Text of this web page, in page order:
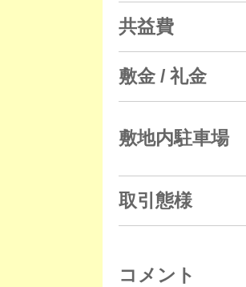
共益費
敷金 / 礼金
敷地内駐車場
取引態様
コメント